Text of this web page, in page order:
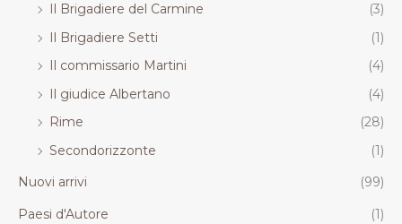
Il Brigadiere del Carmine
(3)
Il Brigadiere Setti
(1)
Il commissario Martini
(4)
Il giudice Albertano
(4)
Rime
(28)
Secondorizzonte
(1)
Nuovi arrivi
(99)
Paesi d'Autore
(1)